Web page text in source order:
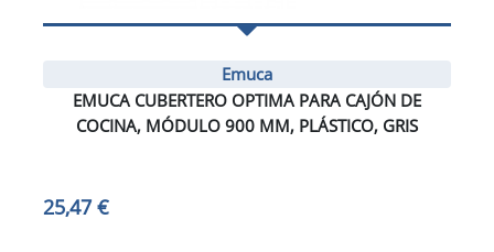
Emuca
EMUCA CUBERTERO OPTIMA PARA CAJÓN DE
COCINA, MÓDULO 900 MM, PLÁSTICO, GRIS
25,47 €